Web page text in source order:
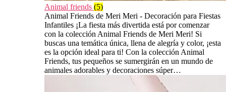
Animal friends (5)
Animal Friends de Meri Meri - Decoración para Fiestas
Infantiles ¡La fiesta más divertida está por comenzar
con la colección Animal Friends de Meri Meri! Si
buscas una temática única, llena de alegría y color, ¡esta
es la opción ideal para ti! Con la colección Animal
Friends, tus pequeños se sumergirán en un mundo de
animales adorables y decoraciones súper…